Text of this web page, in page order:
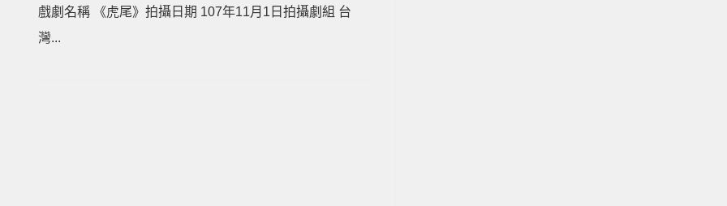
戲劇名稱 《虎尾》拍攝日期 107年11月1日拍攝劇組 台
灣...